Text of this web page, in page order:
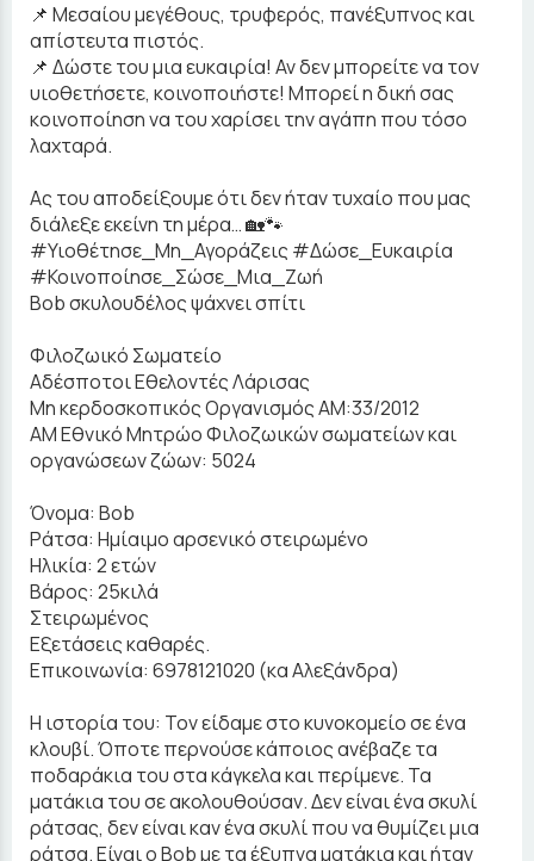
📌 Μεσαίου μεγέθους, τρυφερός, πανέξυπνος και
απίστευτα πιστός.
📌 Δώστε του μια ευκαιρία! Αν δεν μπορείτε να τον
υιοθετήσετε, κοινοποιήστε! Μπορεί η δική σας
κοινοποίηση να του χαρίσει την αγάπη που τόσο
λαχταρά.
Ας του αποδείξουμε ότι δεν ήταν τυχαίο που μας
διάλεξε εκείνη τη μέρα… 🏡🐾
#Υιοθέτησε_Μη_Αγοράζεις #Δώσε_Ευκαιρία
#Κοινοποίησε_Σώσε_Μια_Ζωή
Bob σκυλουδέλος ψάχνει σπίτι
Φιλοζωικό Σωματείο
Αδέσποτοι Εθελοντές Λάρισας
Μη κερδοσκοπικός Οργανισμός ΑΜ:33/2012
ΑΜ Εθνικό Μητρώο Φιλοζωικών σωματείων και
οργανώσεων ζώων: 5024
Όνομα: Bob
Ράτσα: Ημίαιμo αρσενικό στειρωμένο
Ηλικία: 2 ετών
Βάρος: 25κιλά
Στειρωμένος
Εξετάσεις καθαρές.
Επικοινωνία: 6978121020 (κα Αλεξάνδρα)
Η ιστορία του: Τον είδαμε στο κυνοκομείο σε ένα
κλουβί. Όποτε περνούσε κάποιος ανέβαζε τα
ποδαράκια του στα κάγκελα και περίμενε. Τα
ματάκια του σε ακολουθούσαν. Δεν είναι ένα σκυλί
ράτσας, δεν είναι καν ένα σκυλί που να θυμίζει μια
ράτσα. Είναι ο Bob με τα έξυπνα ματάκια και ήταν